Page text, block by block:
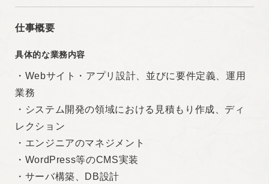
仕事概要
具体的な業務内容
・Webサイト・アプリ設計、並びに要件定義、運用
業務
・システム開発の領域における見積もり作成、ディ
レクション
・エンジニアのマネジメント
・WordPress等のCMS実装
・サーバ構築、DB設計